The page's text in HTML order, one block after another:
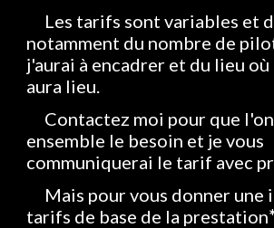
Les tarifs sont variables et
notamment du nombre de
j'aurai à encadrer et du lieu
aura lieu.
Contactez moi pour que
ensemble le besoin et je vous
communiquerai le tarif avec
Mais pour vous donner une
tarifs de base de la prestation